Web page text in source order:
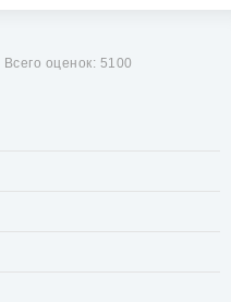
Всего оценок: 5100